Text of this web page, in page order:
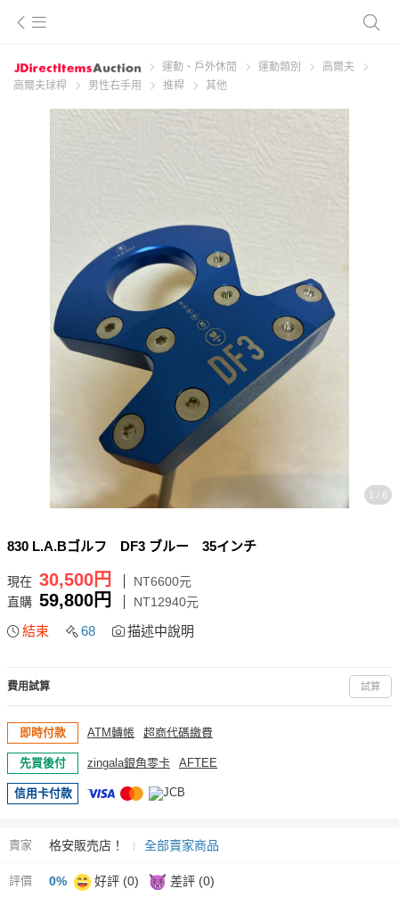
運動、戶外休閒 運動類別
高爾夫
高爾夫球桿
男性右手用 推桿 其他
1 / 6
830 L.A.Bゴルフ DF3 ブルー 35インチ
現在 30,500円
NT6600元
直購 59,800円 NT12940元
結束 68 描述中說明
費用試算 試算
即時付款 ATM轉帳 超商代碼繳費
先買後付 zingala銀角零卡 AFTEE
信用卡付款
賣家 格安販売店！ 全部賣家商品
評價 0% 好評 (0) 差評 (0)